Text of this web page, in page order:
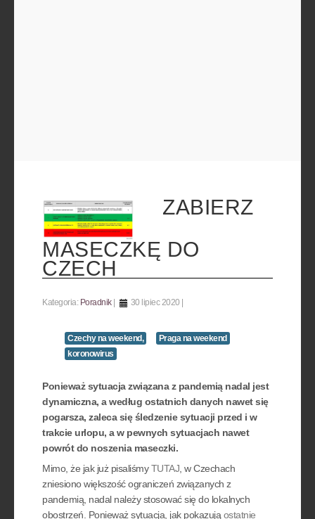
ZABIERZ
MASECZKĘ DO
CZECH
Kategoria: Poradnik 30 lipiec 2020
Czechy na weekend,
Praga na weekend
koronowirus
Ponieważ sytuacja związana z pandemią nadal jest
dynamiczna, a według ostatnich danych nawet się
pogarsza, zaleca się śledzenie sytuacji przed i w
trakcie urlopu, a w pewnych sytuacjach nawet
powrót do noszenia maseczki.
Mimo, że jak już pisaliśmyTUTAJ, w Czechach
zniesiono większość ograniczeń związanych z
pandemią, nadal należy stosować się do lokalnych
obostrzeń. Ponieważ sytuacja, jak pokazująostatnie